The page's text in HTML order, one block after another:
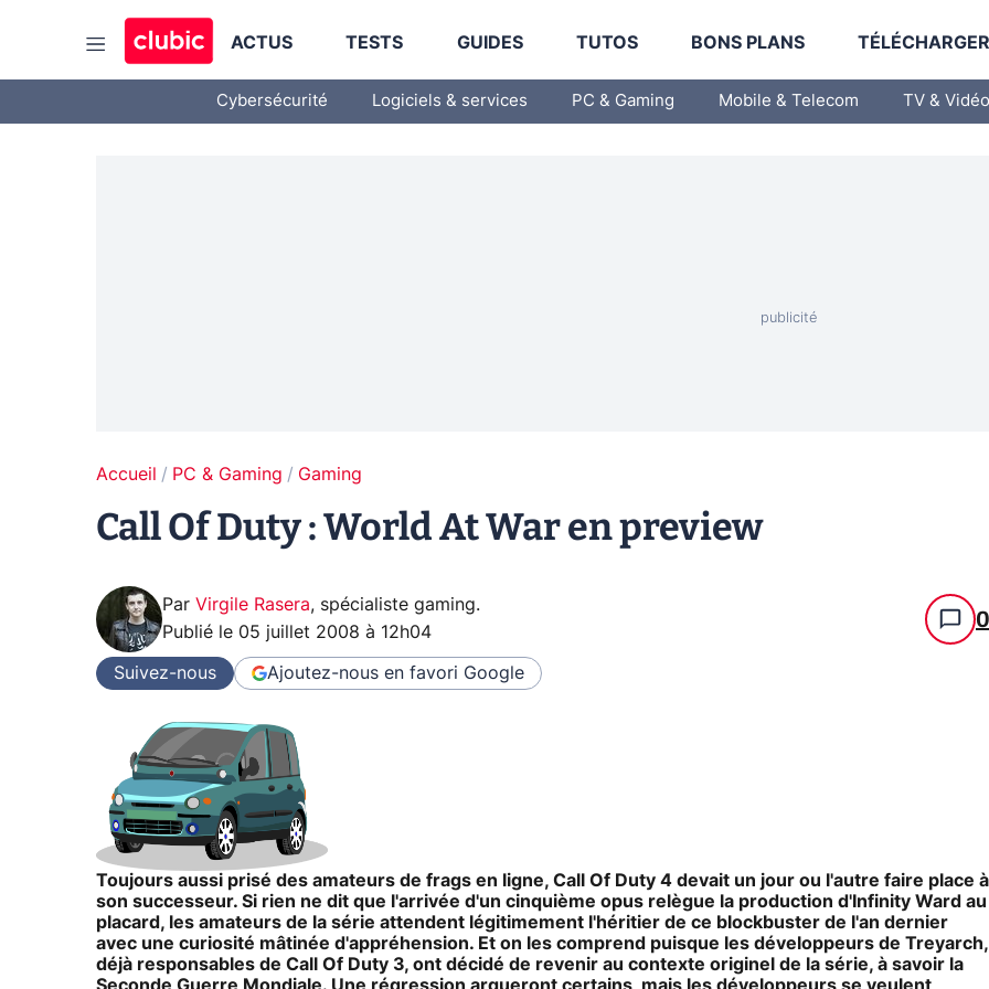
ACTUS TESTS GUIDES TUTOS BONS PLANS
Cybersécurité Logiciels & services PC & Gaming Mobile & Telecom TV & Vidéo
Accueil PC & Gaming Gaming
Call Of Duty : World At War en preview
Par Virgile Rasera, spécialiste gaming.
Publié le 05 juillet 2008 à 12h04 0
Suivez-nous Ajoutez-nous en favori Google
Toujours aussi prisé des amateurs de frags en ligne, Call Of Duty 4 devait un jour ou l'autre faire place à
son successeur. Si rien ne dit que l'arrivée d'un cinquième opus relègue la production d'Infinity Ward au
placard, les amateurs de la série attendent légitimement l'héritier de ce blockbuster de l'an dernier
avec une curiosité mâtinée d'appréhension. Et on les comprend puisque les développeurs de Treyarch,
déjà responsables de Call Of Duty 3, ont décidé de revenir au contexte originel de la série, à savoir la
Seconde Guerre Mondiale. Une régression argueront certains, mais les développeurs se veulent